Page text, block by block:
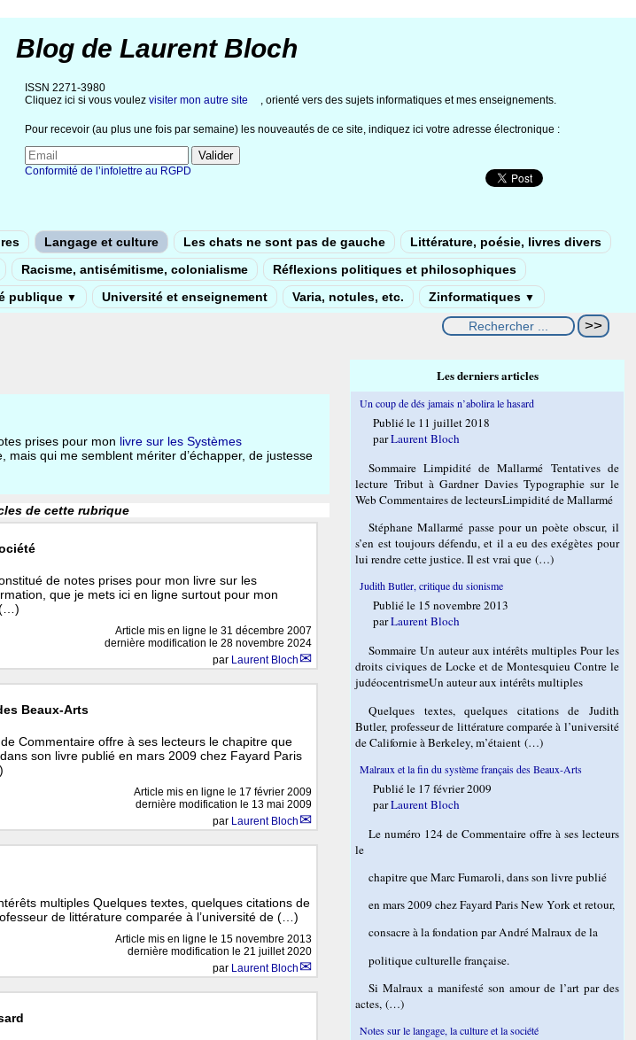
Blog de Laurent Bloch
ISSN 2271-3980
Cliquez ici si vous voulez visiter mon autre site , orienté vers des sujets informatiques et mes enseignements.
Pour recevoir (au plus une fois par semaine) les nouveautés de ce site, indiquez ici votre adresse électronique :
Conformité de l’infolettre au RGPD
Langage et culture Les chats ne sont pas de gauche
Littérature, poésie, livres divers
Racisme, antisémitisme, colonialisme
Réflexions politiques et philosophiques
publique ▼ Université et enseignement Varia, notules, etc. Zinformatiques ▼
prises pour mon livre sur les Systèmes
mais qui me semblent mériter d’échapper, de justesse
de cette rubrique
de notes prises pour mon livre sur les
que je mets ici en ligne surtout pour mon
Article mis en ligne le 31 décembre 2007
dernière modification le 28 novembre 2024
par Laurent Bloch
Beaux-Arts
Commentaire offre à ses lecteurs le chapitre que
son livre publié en mars 2009 chez Fayard Paris
Article mis en ligne le 17 février 2009
dernière modification le 13 mai 2009
par Laurent Bloch
multiples Quelques textes, quelques citations de
de littérature comparée à l’université de (…)
Article mis en ligne le 15 novembre 2013
dernière modification le 21 juillet 2020
par Laurent Bloch
Les derniers articles
Un coup de dés jamais n’abolira le hasard
Publié le 11 juillet 2018
parLaurent Bloch
Sommaire Limpidité de Mallarmé Tentatives de
lecture Tribut à Gardner Davies Typographie sur le
Web Commentaires de lecteursLimpidité de Mallarmé
Stéphane Mallarmé passe pour un poète obscur, il
s’en est toujours défendu, et il a eu des exégètes pour
lui rendre cette justice. Il est vrai que (…)
Judith Butler, critique du sionisme
Publié le 15 novembre 2013
parLaurent Bloch
Sommaire Un auteur aux intérêts multiples Pour les
droits civiques de Locke et de Montesquieu Contre le
judéocentrismeUn auteur aux intérêts multiples
Quelques textes, quelques citations de Judith
Butler, professeur de littérature comparée à l’université
de Californie à Berkeley, m’étaient (…)
Malraux et la fin du système français des Beaux-Arts
Publié le 17 février 2009
parLaurent Bloch
Le numéro 124 de Commentaire offre à ses lecteurs
le
chapitre que Marc Fumaroli, dans son livre publié
en mars 2009 chez Fayard Paris New York et retour,
consacre à la fondation par André Malraux de la
politique culturelle française.
Si Malraux a manifesté son amour de l’art par des
actes, (…)
Notes sur le langage, la culture et la société